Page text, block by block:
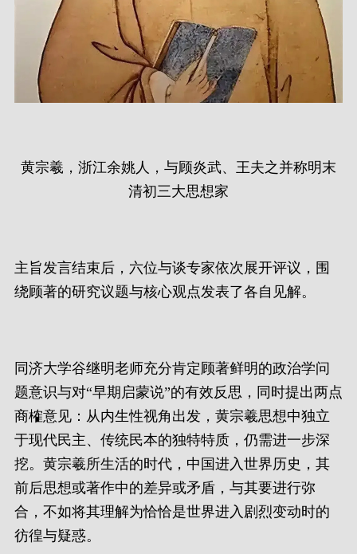
黄宗羲，浙江余姚人，与顾炎武、王夫之并称明末
清初三大思想家
主旨发言结束后，六位与谈专家依次展开评议，围
绕顾著的研究议题与核心观点发表了各自见解。
同济大学谷继明老师充分肯定顾著鲜明的政治学问
题意识与对“早期启蒙说”的有效反思，同时提出两点
商榷意见：从内生性视角出发，黄宗羲思想中独立
于现代民主、传统民本的独特特质，仍需进一步深
挖。黄宗羲所生活的时代，中国进入世界历史，其
前后思想或著作中的差异或矛盾，与其要进行弥
合，不如将其理解为恰恰是世界进入剧烈变动时的
彷徨与疑惑。